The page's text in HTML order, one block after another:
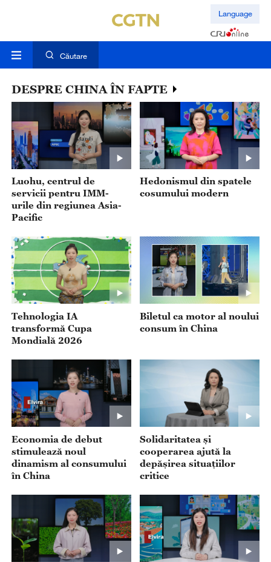
Language
Căutare
DESPRE CHINA ÎN FAPTE
Luohu, centrul de
servicii pentru IMM-
urile din regiunea Asia-
Pacific
Hedonismul din spatele
cosumului modern
Tehnologia IA
transformă Cupa
Mondială 2026
Biletul ca motor al noului
consum în China
Economia de debut
stimulează noul
dinamism al consumului
în China
Solidaritatea și
cooperarea ajută la
depășirea situațiilor
critice